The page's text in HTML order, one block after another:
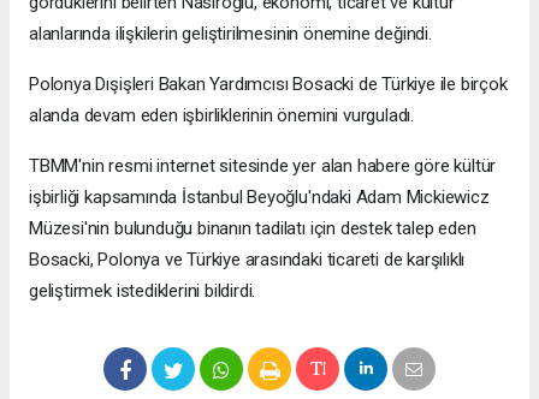
alanlarında ilişkilerin geliştirilmesinin önemine değindi.
Polonya Dışişleri Bakan Yardımcısı Bosacki de Türkiye ile birçok
alanda devam eden işbirliklerinin önemini vurguladı.
TBMM'nin resmi internet sitesinde yer alan habere göre kültür
işbirliği kapsamında İstanbul Beyoğlu'ndaki Adam Mickiewicz
Müzesi'nin bulunduğu binanın tadilatı için destek talep eden
Bosacki, Polonya ve Türkiye arasındaki ticareti de karşılıklı
geliştirmek istediklerini bildirdi.